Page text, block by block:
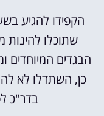
הקפידו להגיע
שתוכלו להינות
הבגדים המיוחדים
כן, השתדלו לא
בדר"כ